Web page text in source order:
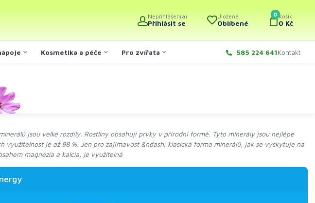
Nepřihlášen(a)
Přihlásit se
Uložené
Oblíbené
0 Košík
0 Kč
Kosmetika a péče Pro zvířata 585 224 641Kontakt
jsou velké rozdíly. Rostliny obsahují prvky v přírodní formě. Tyto minerály jsou nejlépe
je až 98 %. Jen pro zajímavost &ndash; klasická forma minerálů, jak se vyskytuje na
magnézia a kalcia, je využitelná